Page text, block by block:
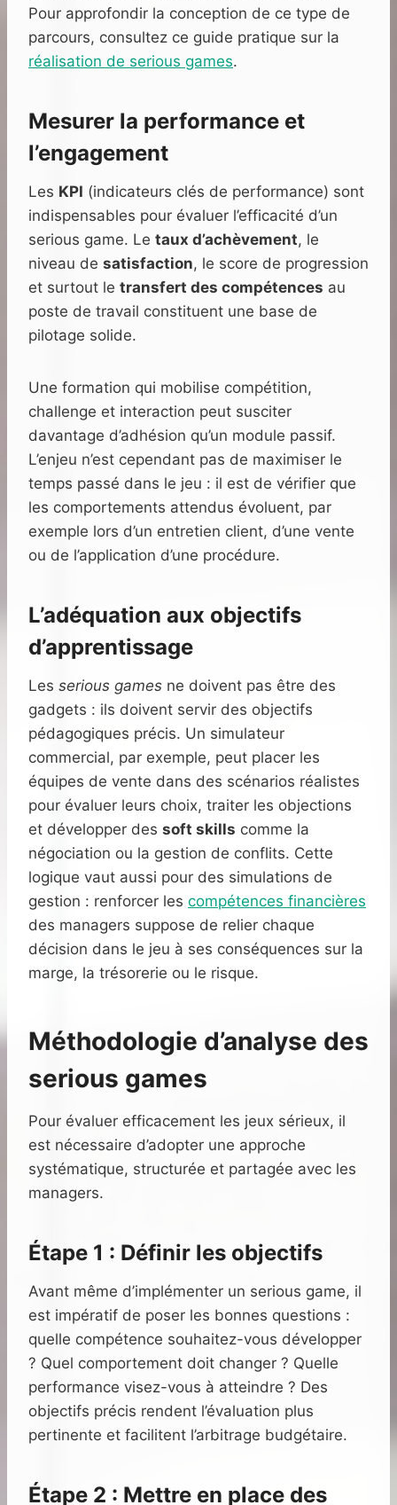
Pour approfondir la conception de ce type de
parcours, consultez ce guide pratique sur la
réalisation de serious games.
Mesurer la performance et
l’engagement
Les KPI (indicateurs clés de performance) sont
indispensables pour évaluer l’efficacité d’un
serious game. Le taux d’achèvement, le
niveau de satisfaction, le score de progression
et surtout le transfert des compétences au
poste de travail constituent une base de
pilotage solide.
Une formation qui mobilise compétition,
challenge et interaction peut susciter
davantage d’adhésion qu’un module passif.
L’enjeu n’est cependant pas de maximiser le
temps passé dans le jeu : il est de vérifier que
les comportements attendus évoluent, par
exemple lors d’un entretien client, d’une vente
ou de l’application d’une procédure.
L’adéquation aux objectifs
d’apprentissage
Les serious games ne doivent pas être des
gadgets : ils doivent servir des objectifs
pédagogiques précis. Un simulateur
commercial, par exemple, peut placer les
équipes de vente dans des scénarios réalistes
pour évaluer leurs choix, traiter les objections
et développer des soft skills comme la
négociation ou la gestion de conflits. Cette
logique vaut aussi pour des simulations de
gestion : renforcer les compétences financières
des managers suppose de relier chaque
décision dans le jeu à ses conséquences sur la
marge, la trésorerie ou le risque.
Méthodologie d’analyse des
serious games
Pour évaluer efficacement les jeux sérieux, il
est nécessaire d’adopter une approche
systématique, structurée et partagée avec les
managers.
Étape 1 : Définir les objectifs
Avant même d’implémenter un serious game, il
est impératif de poser les bonnes questions :
quelle compétence souhaitez-vous développer
? Quel comportement doit changer ? Quelle
performance visez-vous à atteindre ? Des
objectifs précis rendent l’évaluation plus
pertinente et facilitent l’arbitrage budgétaire.
Étape 2 : Mettre en place des